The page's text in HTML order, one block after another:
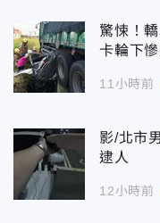
驚悚！
卡輪下
11小時前
影/北市
逮人
12小時前